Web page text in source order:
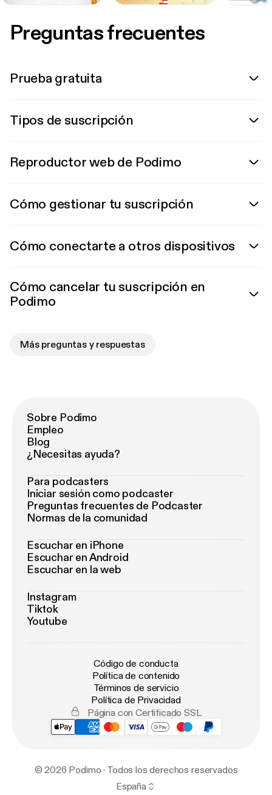
Preguntas frecuentes
Prueba gratuita
Tipos de suscripción
Reproductor web de Podimo
Cómo gestionar tu suscripción
Cómo conectarte a otros dispositivos
Cómo cancelar tu suscripción en
Podimo
Más preguntas y respuestas
Sobre Podimo
Empleo
Blog
¿Necesitas ayuda?
Para podcasters
Iniciar sesión como podcaster
Preguntas frecuentes de Podcaster
Normas de la comunidad
Escuchar en iPhone
Escuchar en Android
Escuchar en la web
Instagram
Tiktok
Youtube
Código de conducta
Política de contenido
Términos de servicio
Política de Privacidad
Página con Certificado SSL
© 2026 Podimo · Todos los derechos reservados
España